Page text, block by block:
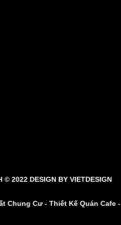
© 2022 DESIGN BY VIETDESIGN
Chung Cư- Thiết Kế Quán Cafe-